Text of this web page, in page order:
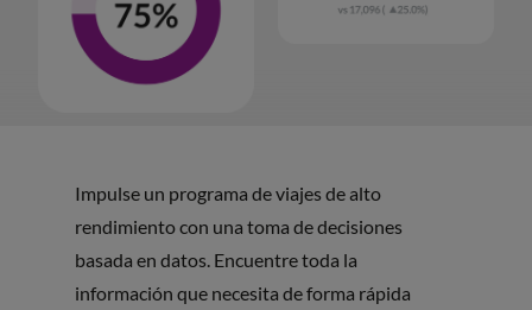
Impulse un programa de viajes de alto
rendimiento con una toma de decisiones
basada en datos. Encuentre toda la
información que necesita de forma rápida